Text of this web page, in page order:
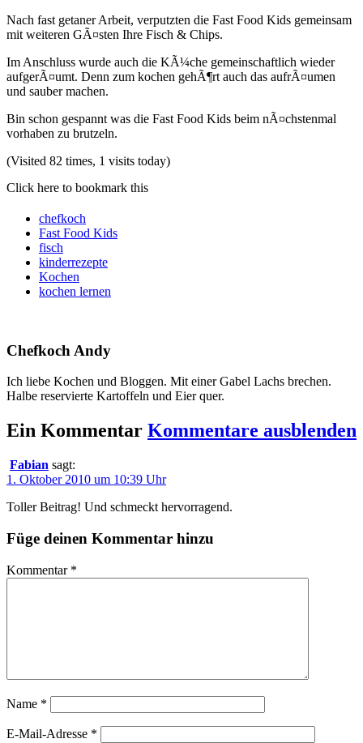
Nach fast getaner Arbeit, verputzten die Fast Food Kids gemeinsam
mit weiteren GÃ¤sten Ihre Fisch & Chips.
Im Anschluss wurde auch die KÃ¼che gemeinschaftlich wieder
aufgerÃ¤umt. Denn zum kochen gehÃ¶rt auch das aufrÃ¤umen
und sauber machen.
Bin schon gespannt was die Fast Food Kids beim nÃ¤chstenmal
vorhaben zu brutzeln.
(Visited 82 times, 1 visits today)
Click here to bookmark this
chefkoch
Fast Food Kids
fisch
kinderrezepte
Kochen
kochen lernen
Chefkoch Andy
Ich liebe Kochen und Bloggen. Mit einer Gabel Lachs brechen.
Halbe reservierte Kartoffeln und Eier quer.
Ein Kommentar Kommentare ausblenden
Fabian sagt:
1. Oktober 2010 um 10:39 Uhr
Toller Beitrag! Und schmeckt hervorragend.
Füge deinen Kommentar hinzu
Kommentar *
Name *
E-Mail-Adresse *